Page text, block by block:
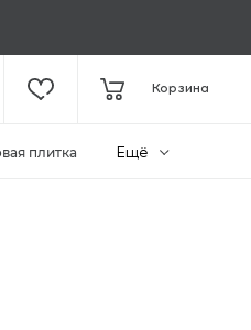
43
19:00
Корзина
плитка Ещё